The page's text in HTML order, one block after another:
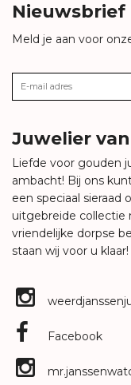
Nieuwsbrief
Meld je aan voor
Juwelier
Liefde voor gouden
ambacht! Bij ons
een speciaal
uitgebreide
vriendelijke dorpse
staan wij voor u klaar!
Facebook